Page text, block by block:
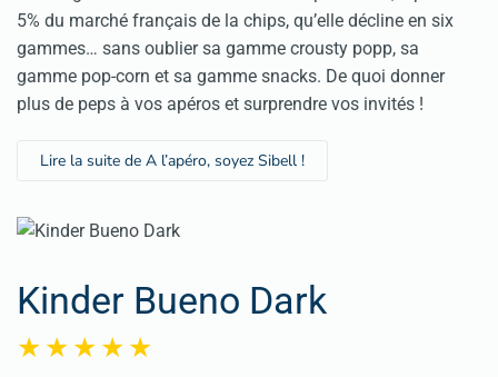
5% du marché français de la chips, qu’elle décline en six
gammes… sans oublier sa gamme crousty popp, sa
gamme pop-corn et sa gamme snacks. De quoi donner
plus de peps à vos apéros et surprendre vos invités !
Lire la suite de A l’apéro, soyez Sibell !
Kinder Bueno Dark